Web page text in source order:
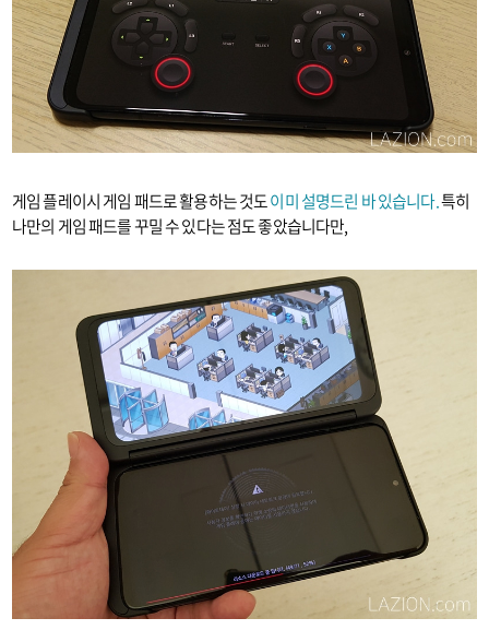
게임 플레이시 게임 패드로 활용하는 것도이미 설명드린 바 있습니다.특히
나만의 게임 패드를 꾸밀 수 있다는 점도 좋았습니다만,